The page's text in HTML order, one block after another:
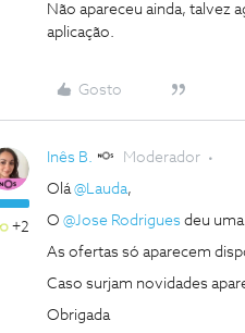
Não apareceu ainda, talvez
aplicação.
Gosto
+2
Inês B. Moderador
Olá@Lauda,
O @Jose Rodrigues deu
As ofertas só aparecem
Caso surjam novidades
Obrigada